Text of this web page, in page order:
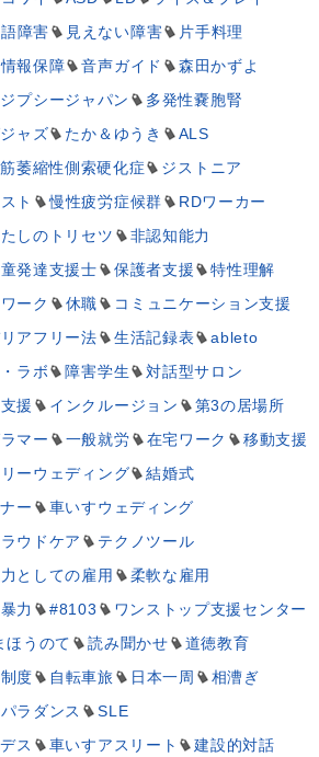
障害 見えない障害
片手料理
情報保障 音声ガイド
森田かずよ
ジプシージャパン
多発性嚢胞腎
ャズ
たか＆ゆうき
ALS
筋萎縮性側索硬化症
ジストニア
ト 慢性疲労症候群
RDワーカー
しのトリセツ
非認知能力
発達支援士 保護者支援
特性理解
ーク 休職
コミュニケーション支援
アフリー法 生活記録表
ableto
ラボ
障害学生
対話型サロン
援 インクルージョン
第3の居場所
マー 一般就労 在宅ワーク
移動支援
ーウェディング
結婚式
ー
車いすウェディング
ウドケア
テクノツール
としての雇用
柔軟な雇用
力 #8103
ワンストップ支援センター
ほうのて 読み聞かせ
道徳教育
度 自転車旅 日本一周
相漕ぎ
パラダンス
SLE
ス
車いすアスリート
建設的対話